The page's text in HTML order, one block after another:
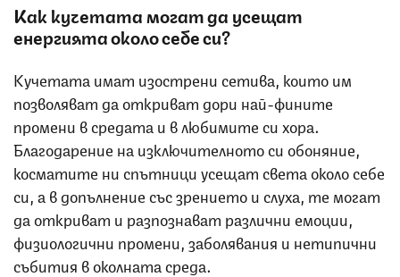
Как кучетата могат да усещат
енергията около себе си?
Кучетата имат изострени сетива, които им
позволяват да откриват дори най-фините
промени в средата и в любимите си хора.
Благодарение на изключителното си обоняние,
косматите ни спътници усещат света около себе
си, а в допълнение със зрението и слуха, те могат
да откриват и разпознават различни емоции,
физиологични промени, заболявания и нетипични
събития в околната среда.